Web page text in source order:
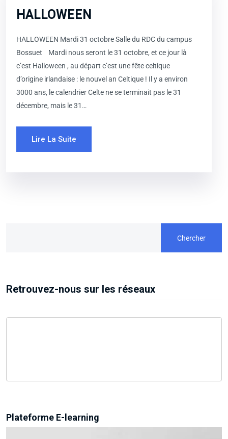
HALLOWEEN
HALLOWEEN Mardi 31 octobre Salle du RDC du campus
Bossuet Mardi nous seront le 31 octobre, et ce jour là
c’est Halloween , au départ c’est une fête celtique
d’origine irlandaise : le nouvel an Celtique ! Il y a environ
3000 ans, le calendrier Celte ne se terminait pas le 31
décembre, mais le 31…
Lire La Suite
Chercher
Retrouvez-nous sur les réseaux
Plateforme E-learning